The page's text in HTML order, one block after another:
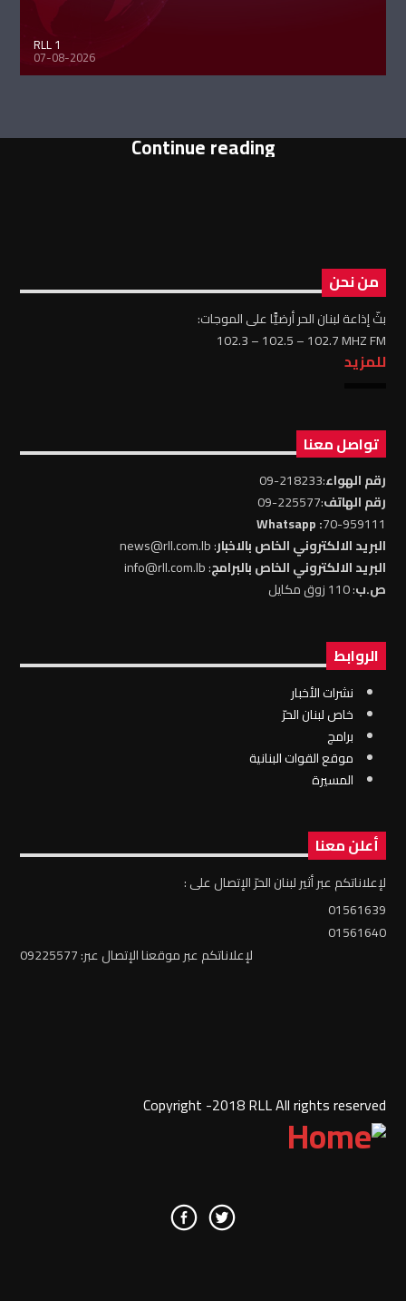
RLL 1
07-08-2026
Continue reading
من نحن
بثّ إذاعة لبنان الحر أرضيًّا على الموجات:
102.3 – 102.5 – 102.7 MHZ FM
للمزيد
تواصل معنا
رقم الهواء:218233-09
رقم الهاتف:225577-09
70-959111
: Whatsapp
البريد الالكتروني الخاص بالاخبار: news@rll.com.lb
البريد الالكتروني الخاص بالبرامج: info@rll.com.lb
ص.ب: 110 زوق مكايل
الروابط
نشرات الأخبار
خاص لبنان الحرّ
برامج
موقع القوات البنانية
المسيرة
أعلن معنا
لإعلاناتكم عبر أثير لبنان الحرّ الإتصال على :
01561639
01561640
لإعلاناتكم عبر موقعنا الإتصال عبر: 09225577
Copyright -2018 RLL All rights reserved